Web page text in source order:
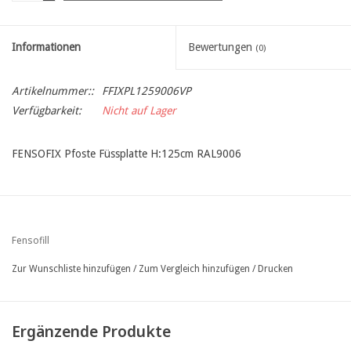
Informationen Bewertungen (0)
Artikelnummer::
FFIXPL1259006VP
Verfügbarkeit:
Nicht auf Lager
FENSOFIX Pfoste Füssplatte H:125cm RAL9006
Fensofill
Zur Wunschliste hinzufügen / Zum Vergleich hinzufügen / Drucken
Ergänzende Produkte